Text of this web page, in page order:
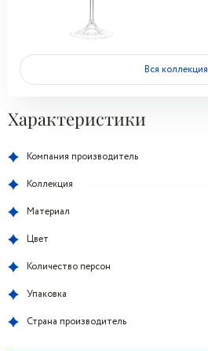
Вся коллекция
Характеристики
Компания производитель
Коллекция
Материал
Цвет
Количество персон
Упаковка
Страна производитель